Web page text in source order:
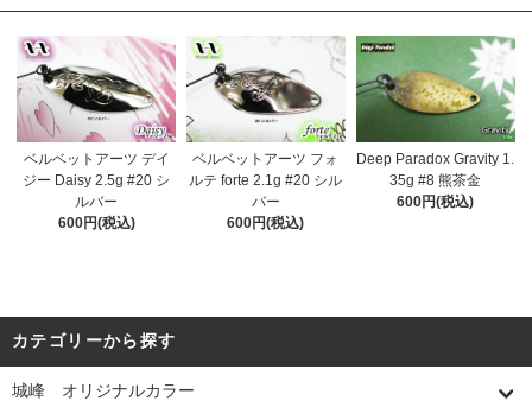
ベルベットアーツ デイ
ジー Daisy 2.5g #20 シ
ルバー
600円(税込)
ベルベットアーツ フォ
ルテ forte 2.1g #20 シル
バー
600円(税込)
Deep Paradox Gravity 1.
35g #8 熊茶金
600円(税込)
カテゴリーから探す
城峰 オリジナルカラー